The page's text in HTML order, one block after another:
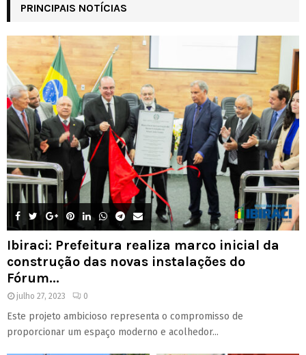
PRINCIPAIS NOTÍCIAS
Ibiraci: Prefeitura realiza marco inicial da
construção das novas instalações do
Fórum...
julho 27, 2023 0
Este projeto ambicioso representa o compromisso de
proporcionar um espaço moderno e acolhedor...